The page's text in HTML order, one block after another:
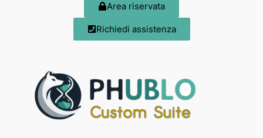
Area riservata
Richiedi assistenza